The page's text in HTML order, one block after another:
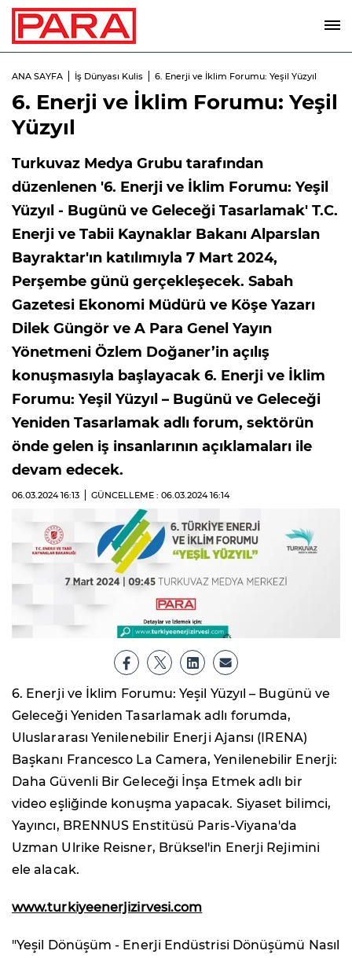
ANA SAYFA İş Dünyası Kulis 6. Enerji ve İklim Forumu: Yeşil Yüzyıl
6. Enerji ve İklim Forumu: Yeşil
Yüzyıl
Turkuvaz Medya Grubu tarafından
düzenlenen '6. Enerji ve İklim Forumu: Yeşil
Yüzyıl - Bugünü ve Geleceği Tasarlamak' T.C.
Enerji ve Tabii Kaynaklar Bakanı Alparslan
Bayraktar'ın katılımıyla 7 Mart 2024,
Perşembe günü gerçekleşecek. Sabah
Gazetesi Ekonomi Müdürü ve Köşe Yazarı
Dilek Güngör ve A Para Genel Yayın
Yönetmeni Özlem Doğaner’in açılış
konuşmasıyla başlayacak 6. Enerji ve İklim
Forumu: Yeşil Yüzyıl – Bugünü ve Geleceği
Yeniden Tasarlamak adlı forum, sektörün
önde gelen iş insanlarının açıklamaları ile
devam edecek.
06.03.202416:13 GÜNCELLEME : 06.03.202416:14
6. Enerji ve İklim Forumu: Yeşil Yüzyıl – Bugünü ve
Geleceği Yeniden Tasarlamak adlı forumda,
Uluslararası Yenilenebilir Enerji Ajansı (IRENA)
Başkanı Francesco La Camera, Yenilenebilir Enerji:
Daha Güvenli Bir Geleceği İnşa Etmek adlı bir
video eşliğinde konuşma yapacak. Siyaset bilimci,
Yayıncı, BRENNUS Enstitüsü Paris-Viyana'da
Uzman Ulrike Reisner, Brüksel'in Enerji Rejimini
ele alacak.
www.turkiyeenerjizirvesi.com
"Yeşil Dönüşüm - Enerji Endüstrisi Dönüşümü Nasıl